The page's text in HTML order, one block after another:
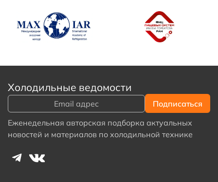
Холодильные ведомости
Еженедельная авторская подборка актуальных
новостей и материалов по холодильной технике